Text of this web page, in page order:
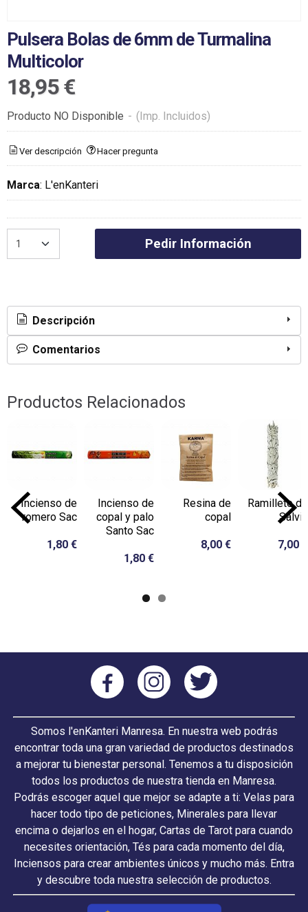
Pulsera Bolas de 6mm de Turmalina
Multicolor
18,95 €
Producto NO Disponible - (Imp. Incluidos)
Ver descripción Hacer pregunta
Marca: L'enKanteri
Pedir Información
Descripción
Comentarios
Productos Relacionados
Incienso de
romero Sac
1,80 €
Incienso de
copal y palo
Santo Sac
1,80 €
Resina de
copal
8,00 €
Ramillete de
Salvia
7,00 €
Somos l'enKanteri Manresa. En nuestra web podrás
encontrar toda una gran variedad de productos destinados
a mejorar tu bienestar personal. Tenemos a tu disposición
todos los productos de nuestra tienda en Manresa.
Podrás escoger aquel que mejor se adapte a ti: Velas para
hacer todo tipo de peticiones, Minerales para llevar
encima o dejarlos en el hogar, Cartas de Tarot para cuando
necesites orientación, Tés para cada momento del día,
Inciensos para crear ambientes únicos y mucho más. Entra
y descubre toda nuestra selección de productos.